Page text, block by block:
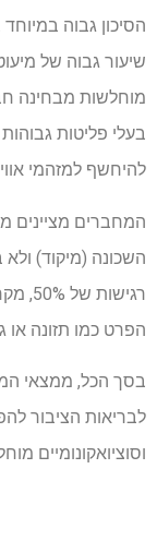
הסיכון גבוה
שיעור גבוה של
מוחלשות מבחינה
בעלי פליטות
להיחשף למזהמי
המחברים
השכונה (מיקוד)
הפרט כמו תזונה או
בסך הכל, ממצאי
לבריאות הציבור
וסוציואקונומיים